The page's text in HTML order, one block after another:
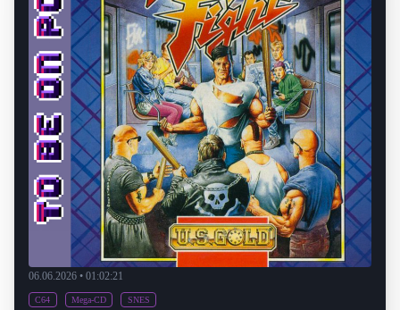
06.06.2026 • 01:02:21
C64 Mega-CD SNES